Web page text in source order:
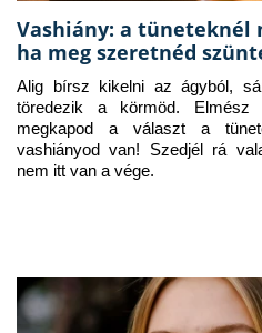
Vashiány: a tüneteknél
ha meg szeretnéd
Alig bírsz kikelni az ágyból,
töredezik a körmöd. Elmész
megkapod a választ a
vashiányod van! Szedjél rá
nem itt van a vége.